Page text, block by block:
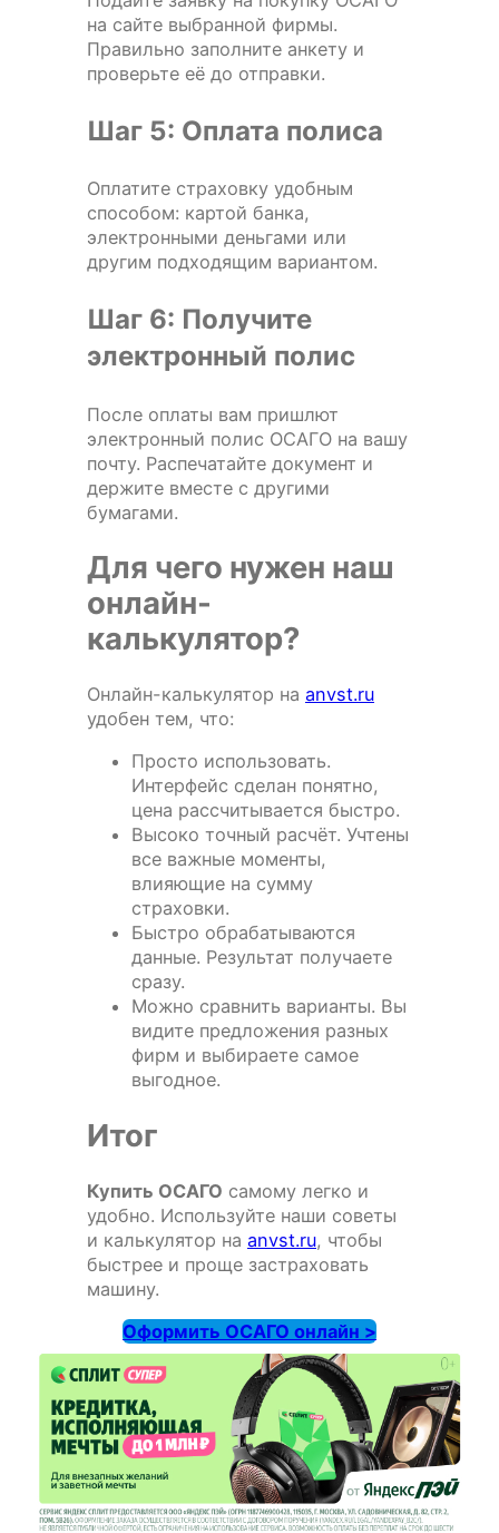
на сайте выбранной фирмы.
Правильно заполните анкету и
проверьте её до отправки.
Шаг 5: Оплата полиса
Оплатите страховку удобным
способом: картой банка,
электронными деньгами или
другим подходящим вариантом.
Шаг 6: Получите
электронный полис
После оплаты вам пришлют
электронный полис ОСАГО на вашу
почту. Распечатайте документ и
держите вместе с другими
бумагами.
Для чего нужен наш
онлайн-
калькулятор?
Онлайн-калькулятор на anvst.ru
удобен тем, что:
Просто использовать.
Интерфейс сделан понятно,
цена рассчитывается быстро.
Высоко точный расчёт. Учтены
все важные моменты,
влияющие на сумму
страховки.
Быстро обрабатываются
данные. Результат получаете
сразу.
Можно сравнить варианты. Вы
видите предложения разных
фирм и выбираете самое
выгодное.
Итог
Купить ОСАГО самому легко и
удобно. Используйте наши советы
и калькулятор на anvst.ru, чтобы
быстрее и проще застраховать
машину.
Оформить ОСАГО онлайн >